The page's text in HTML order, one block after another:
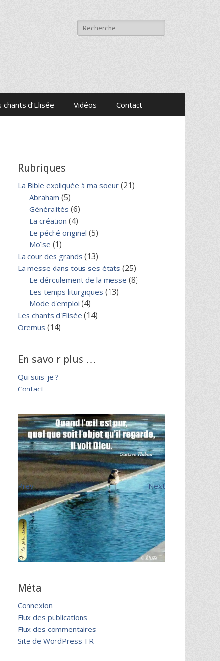
Rechercher :
chants d’Elisée Vidéos Contact
Rubriques
La Bible expliquée à ma soeur (21)
Abraham (5)
Généralités (6)
La création (4)
Le péché originel (5)
Moïse (1)
La cour des grands (13)
La messe dans tous ses états (25)
Le déroulement de la messe (8)
Les temps liturgiques (13)
Mode d'emploi (4)
Les chants d'Elisée (14)
Oremus (14)
En savoir plus …
Qui suis-je ?
Contact
Prev Next
Méta
Connexion
Flux des publications
Flux des commentaires
Site de WordPress-FR